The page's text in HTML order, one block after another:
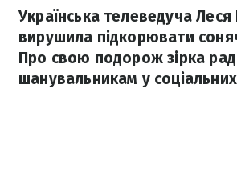
Українська телеведуча Леся
вирушила підкорювати
Про свою подорож зірка
шанувальникам у